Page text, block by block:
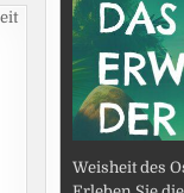
Weisheit des